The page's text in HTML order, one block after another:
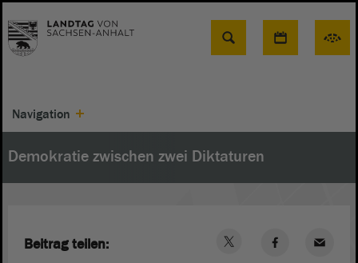
Suche
Navigation
Demokratie zwischen zwei Diktaturen
Beitrag teilen: